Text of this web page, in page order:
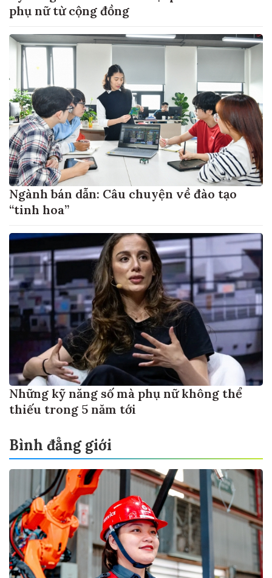
phụ nữ từ cộng đồng
Ngành bán dẫn: Câu chuyện về đào tạo
“tinh hoa”
Những kỹ năng số mà phụ nữ không thể
thiếu trong 5 năm tới
Bình đẳng giới